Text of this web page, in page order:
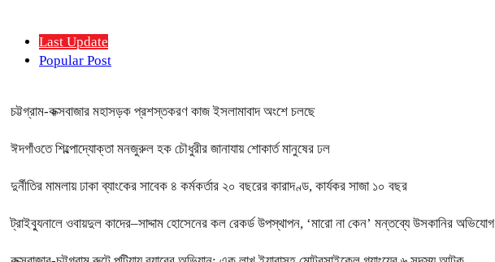
Last Update
Popular Post
চট্টগ্রাম-কক্সবাজার মহাসড়ক প্রশস্তকরণ কাজ ইসলামাবাদ অংশে চলছে
ঈদগাঁওতে শিল্পোদ্যোক্তা মনজুরুল হক চৌধুরীর জানাযায় শোকার্ত মানুষের ঢল
দুর্নীতির মামলায় ঢাকা ব্যাংকের সাবেক ৪ কর্মকর্তার ২০ বছরের কারাদণ্ড, কার্যকর সাজা ১০ বছর
ট্রাইব্যুনালে ওবায়দুল কাদের–সাদ্দাম হোসেনের কল রেকর্ড উপস্থাপন, ‘মারো না কেন’ মন্তব্যে উসকানির অভিযোগ